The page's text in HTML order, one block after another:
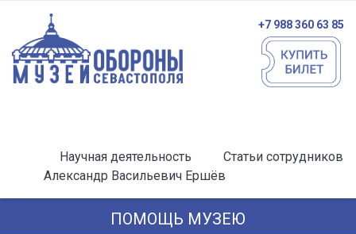
+7 988 360 63 85
Научная деятельность
Статьи сотрудников
Александр Васильевич Ершёв
ПОМОЩЬ МУЗЕЮ